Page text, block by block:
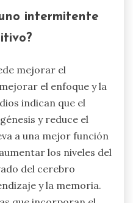
es crucial; consumir
dentro de los 30
Este momento
y repone las
los refrigerios
30-60
para
considerarse en las
comidas, ya que una
apoya el